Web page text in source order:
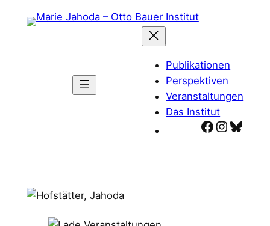
Inhalt
Publikationen
Perspektiven
Veranstaltungen
Das Institut
Facebook